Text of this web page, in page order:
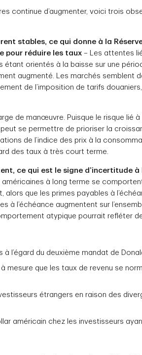
continue d’augmenter, voici trois
stables, ce qui donne à la
pour réduire les taux – Les attentes
orientés à la baisse sur une
augmenté. Les marchés semblent
de l’imposition de tarifs
de manœuvre. Puisque le risque lié à
se permettre de prioriser la
de l’indice des prix à la
des taux à très court terme.
ce qui est le signe d’incertitude
à long terme se
que les primes payables à
à l’échéance augmentent sur
atypique pourrait refléter
l’égard du deuxième mandat de
que les taux de revenu se
étrangers en raison des
américain chez les investisseurs